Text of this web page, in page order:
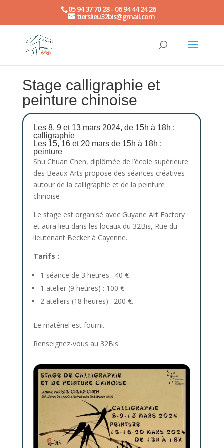
05 94 37 70 28 - 06 94 44 24 26
tierslieu32bis@gmail.com
Stage calligraphie et
peinture chinoise
Les 8, 9 et 13 mars 2024, de 15h à 18h :
calligraphie
Les 15, 16 et 20 mars de 15h à 18h :
peinture
Shu Chuan Chen, diplômée de l’école supérieure
des Beaux-Arts propose des séances créatives
autour de la calligraphie et de la peinture
chinoise
Le stage est organisé avec Guyane Art Factory
et aura lieu dans les locaux du 32Bis, Rue du
lieutenant Becker à Cayenne.
Tarifs :
1 séance de 3 heures : 40 €
1 atelier (9 heures) : 100 €
2 ateliers (18 heures) : 200 €.
Le matériel est fourni.
Renseignez-vous au 32Bis.